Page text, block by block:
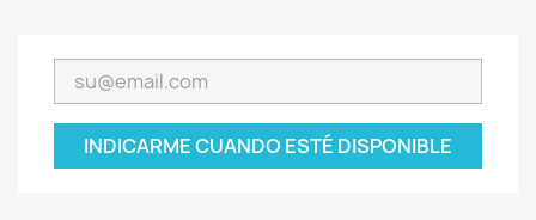
INDICARME CUANDO ESTÉ DISPONIBLE